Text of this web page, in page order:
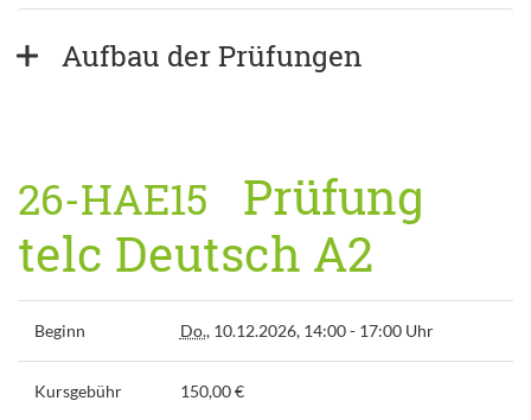
Aufbau der Prüfungen
26-HAE15 Prüfung
telc Deutsch A2
Beginn Do., 10.12.2026, 14:00 - 17:00 Uhr
Kursgebühr 150,00 €